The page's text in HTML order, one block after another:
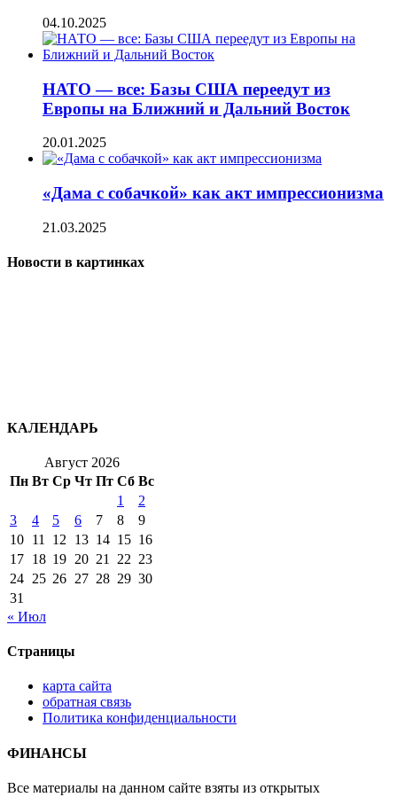
04.10.2025
НАТО — все: Базы США переедут из
Европы на Ближний и Дальний Восток
20.01.2025
«Дама с собачкой» как акт импрессионизма
21.03.2025
Новости в картинках
КАЛЕНДАРЬ
Август 2026
Пн Вт Ср Чт Пт Сб Вс
1
2
3
4 5 6 7 8
9
10 11 12 13 14 15 16
17 18 19 20 21 22 23
24 25 26 27 28 29 30
31
« Июл
Страницы
карта сайта
обратная связь
Политика конфиденциальности
ФИНАНСЫ
Все материалы на данном сайте взяты из открытых